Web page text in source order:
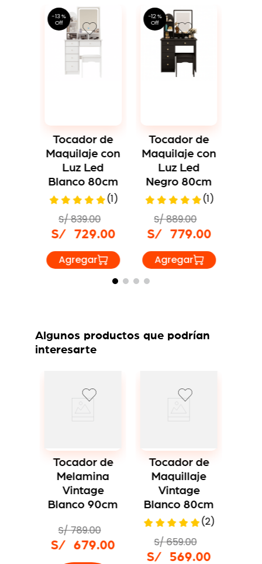
-13 %
Tocador de
Maquilaje con
Luz Led
Blanco 80cm
(1)
S/ 729.00
S/839.00
-12 %
Tocador de
Maquilaje con
Luz Led
Negro 80cm
(1)
S/ 779.00
S/889.00
Algunos productos que podrían
interesarte
Tocador de
Melamina
Vintage
Blanco 90cm
S/ 679.00
S/789.00
Tocador de
Maquillaje
Vintage
Blanco 80cm
(2)
S/ 569.00
S/659.00